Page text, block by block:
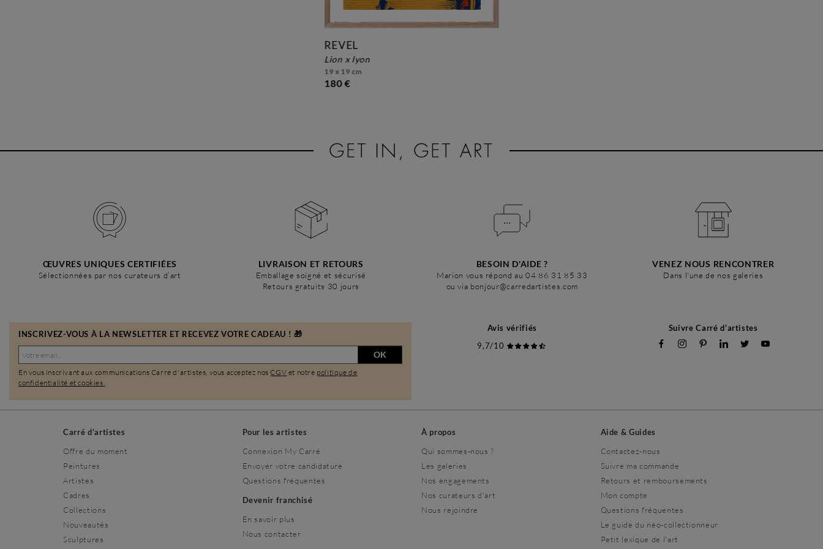
REVEL
lion x lyon
19 x 19 cm
180 €
ŒUVRES UNIQUES CERTIFIÉES
Sélectionnées par nos curateurs d’art
LIVRAISON ET RETOURS
Emballage soigné et sécurisé
Retours gratuits 30 jours
BESOIN D'AIDE ?
Marion vous répond au 04 86 31 85 33
ou via bonjour@carredartistes.com
VENEZ NOUS RENCONTRER
Dans l'une de nos galeries
INSCRIVEZ-VOUS À LA NEWSLETTER ET RECEVEZ VOTRE CADEAU ! 🎁
OK
En vous inscrivant aux communications Carré d'artistes, vous acceptez nosCGV et notre politique de
confidentialité et cookies.
Avis vérifiés
9,7/10
Suivre Carré d'artistes
Carré d'artistes
Offre du moment
Peintures
Artistes
Cadres
Collections
Nouveautés
Sculptures
Pour les artistes
Connexion My Carré
Envoyer votre candidature
Questions fréquentes
Devenir franchisé
En savoir plus
Nous contacter
À propos
Qui sommes-nous ?
Les galeries
Nos engagements
Nos curateurs d'art
Nous rejoindre
Aide & Guides
Contactez-nous
Suivre ma commande
Retours et remboursements
Mon compte
Questions fréquentes
Le guide du néo-collectionneur
Petit lexique de l'art